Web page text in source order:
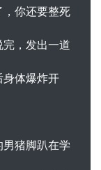
你还要整死
，发出一道
身体爆炸开
猪脚趴在学